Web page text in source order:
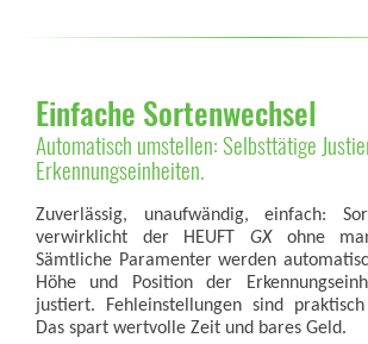
Einfache Sortenwechsel
Automatisch umstellen: Selbsttätige
Erkennungseinheiten.
Zuverlässig, unaufwändig, einfach:
verwirklicht der HEUFT GX ohne
Sämtliche Paramenter werden
Höhe und Position der
justiert. Fehleinstellungen sind praktisch
Das spart wertvolle Zeit und bares Geld.